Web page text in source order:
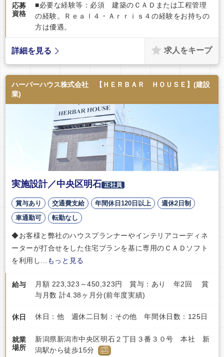
応募
資格
■必要な経験等：必須 建築のＣＡＤまたは工程管理
の経験。Ｒｅａｌ４・Ａｒｒｉｓ４の経験をお持ちの
方は優遇。
詳細を見る 求人をキープ
ハーバーハウス株式会社 【ＨＥＲＢＡＲ ＨＯＵＳＥ】(建設
業)
実施設計／中央区明石 正社員
賞与あり 交通費支給 年間休日120日以上
週休2日制
車通勤可
転勤なし
◆お客様と弊社のハウスプランナーやインテリアコーディネ
ーターが打合せをした住宅プランを基に専用のＣＡＤソフト
を利用し...
もっと見る
給与
月額 223,323～450,323円 賞与：あり 年2回 賞
与月数 計4.38ヶ月分(前年度実績)
休日 休日：他 週休二日制：その他 年間休日数：125日
就業
場所
新潟県新潟市中央区明石２丁目３番３０号 本社 新
潟駅から徒歩15分